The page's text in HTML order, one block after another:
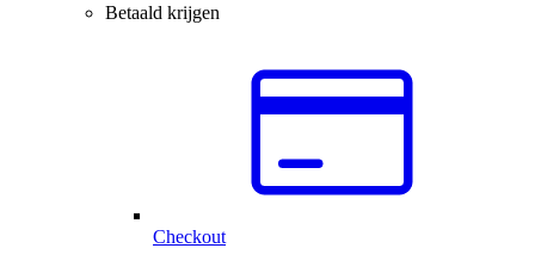
Betaald krijgen
Checkout